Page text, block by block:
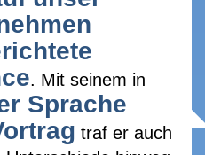
. Mit seinem in
Sprache
traf er auch